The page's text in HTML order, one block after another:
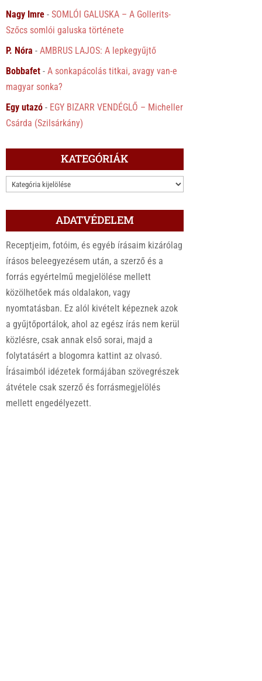
Nagy Imre -SOMLÓI GALUSKA – A Gollerits-
Szőcs somlói galuska története
P. Nóra -AMBRUS LAJOS: A lepkegyűjtő
Bobbafet -A sonkapácolás titkai, avagy van-e
magyar sonka?
Egy utazó - EGY BIZARR VENDÉGLŐ – Micheller
Csárda (Szilsárkány)
KATEGÓRIÁK
KATEGÓRIÁK
ADATVÉDELEM
Receptjeim, fotóim, és egyéb írásaim kizárólag
írásos beleegyezésem után, a szerző és a
forrás egyértelmű megjelölése mellett
közölhetőek más oldalakon, vagy
nyomtatásban. Ez alól kivételt képeznek azok
a gyűjtőportálok, ahol az egész írás nem kerül
közlésre, csak annak első sorai, majd a
folytatásért a blogomra kattint az olvasó.
Írásaimból idézetek formájában szövegrészek
átvétele csak szerző és forrásmegjelölés
mellett engedélyezett.